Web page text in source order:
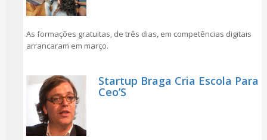
As formações gratuitas, de três dias, em competências digitais
arrancaram em março.
Startup Braga Cria Escola Para
Ceo’S